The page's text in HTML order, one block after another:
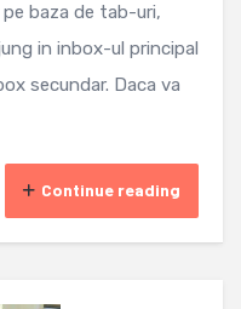
baza de tab-uri,
in inbox-ul principal
secundar. Daca va
Continue reading